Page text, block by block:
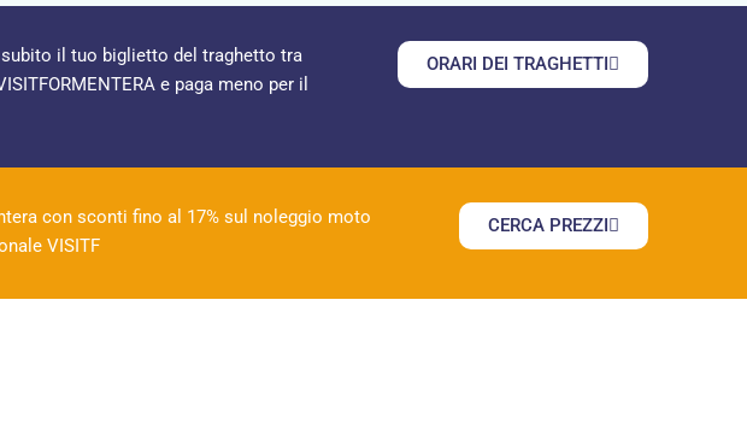
il tuo biglietto del traghetto tra
e paga meno per il
ORARI DEI TRAGHETTI
con sconti fino al 17% sul noleggio moto
VISITF
CERCA PREZZI